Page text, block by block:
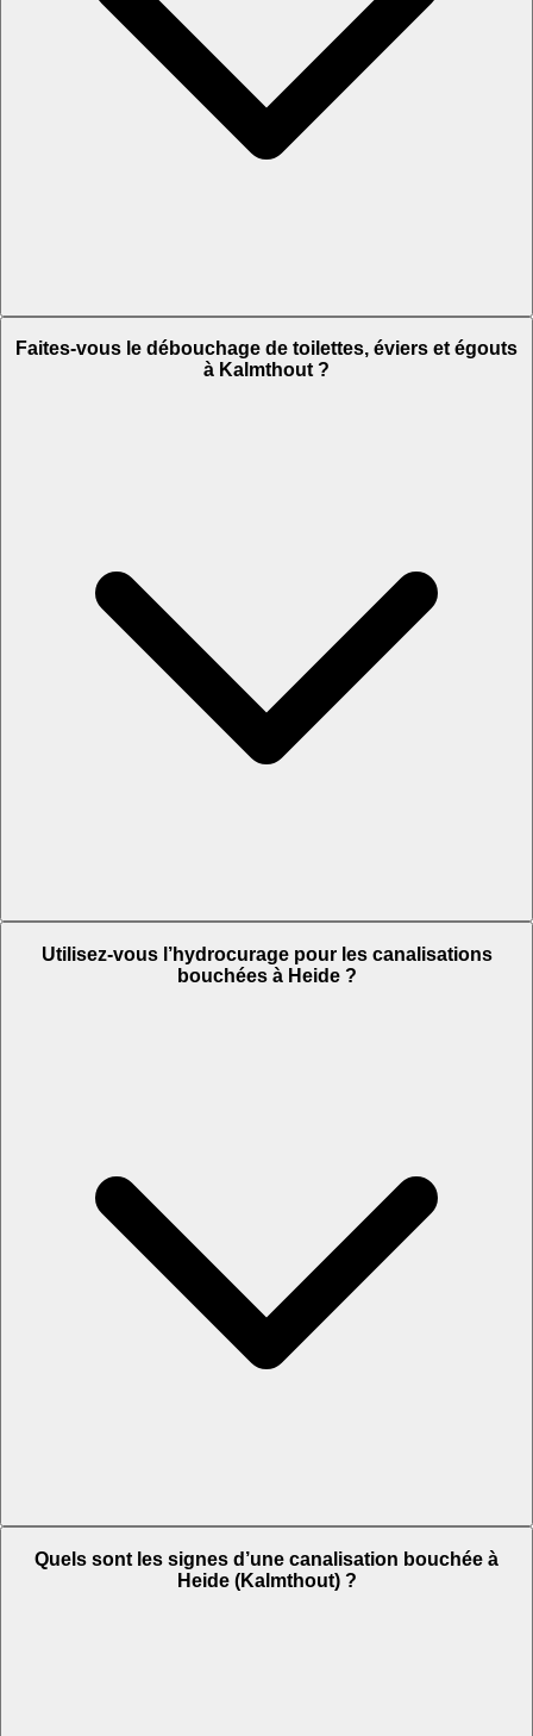
Faites-vous le débouchage de toilettes, éviers et égouts
à Kalmthout ?
Utilisez-vous l’hydrocurage pour les canalisations
bouchées à Heide ?
Quels sont les signes d’une canalisation bouchée à
Heide (Kalmthout) ?